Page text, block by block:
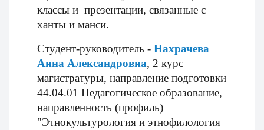
классы и презентации, связанные с
ханты и манси.
Студент-руководитель - Нахрачева
Анна Александровна, 2 курс
магистратуры, направление подготовки
44.04.01 Педагогическое образование,
направленность (профиль)
"Этнокультурология и этнофилология